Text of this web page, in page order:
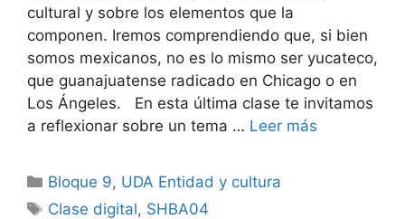
cultural y sobre los elementos que la
componen. Iremos comprendiendo que, si bien
somos mexicanos, no es lo mismo ser yucateco,
que guanajuatense radicado en Chicago o en
Los Ángeles. En esta última clase te invitamos
a reflexionar sobre un tema … Leer más
Categorías
Bloque 9, UDA Entidad y cultura
Etiquetas
Clase digital, SHBA04